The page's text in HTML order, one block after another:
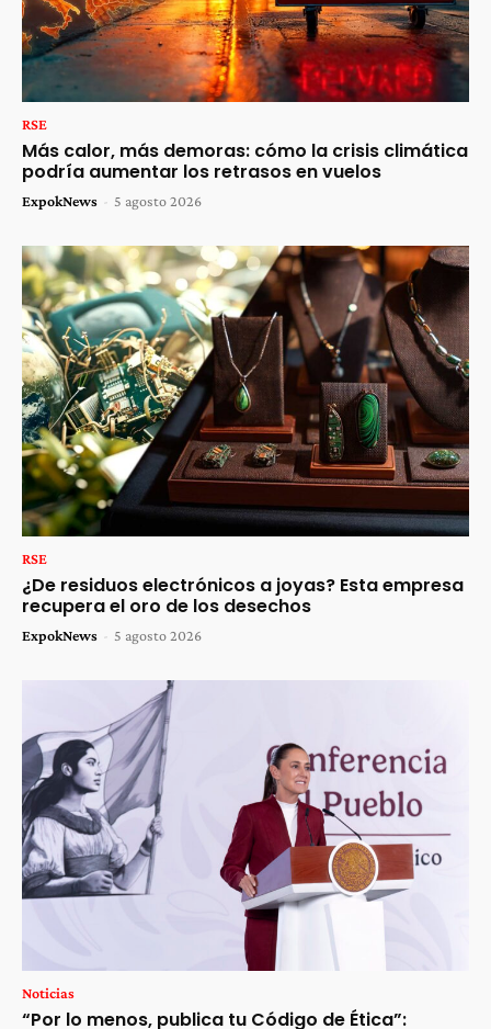
RSE
Más calor, más demoras: cómo la crisis climática
podría aumentar los retrasos en vuelos
ExpokNews - 5 agosto 2026
RSE
¿De residuos electrónicos a joyas? Esta empresa
recupera el oro de los desechos
ExpokNews - 5 agosto 2026
Noticias
“Por lo menos, publica tu Código de Ética”: